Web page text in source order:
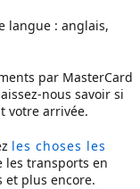
langue : anglais,
par MasterCard
nous savoir si
votre arrivée.
les choses les
les transports en
et plus encore.